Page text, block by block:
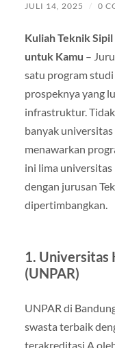
JULI 14, 2025 / 0
Kuliah Teknik
untuk Kamu –
satu program
prospeknya yang
infrastruktur.
banyak
menawarkan
ini lima universitas
dengan jurusan
dipertimbangkan.
1. Universitas
(UNPAR)
UNPAR di
swasta terbaik
terakreditasi A